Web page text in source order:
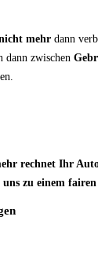
mehr dann
dann zwischen
rechnet Ihr
zu einem